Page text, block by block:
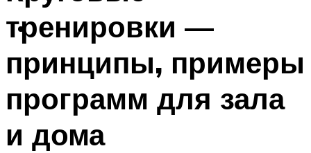
МЕНЮ
тренировки —
принципы, примеры
программ для зала
и дома